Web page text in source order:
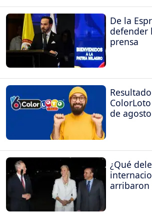
De la
defender
prensa
de
¿Qué
arribaron